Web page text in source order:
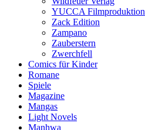
YUCCA Filmproduktion
Zack Edition
Zampano
Zauberstern
Zwerchfell
Comics für Kinder
Romane
Spiele
Magazine
Mangas
Light Novels
Manhwa